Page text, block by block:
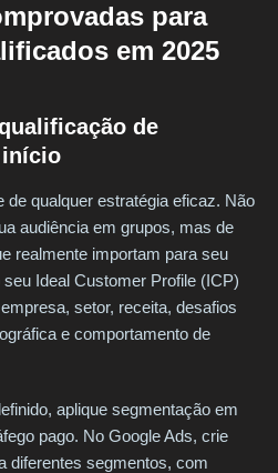
para
em 2025
de
início
de qualquer estratégia eficaz. Não
audiência em grupos, mas de
realmente importam para seu
Ideal Customer Profile (ICP)
setor, receita, desafios
e comportamento de
aplique segmentação em
pago. No Google Ads, crie
diferentes segmentos, com